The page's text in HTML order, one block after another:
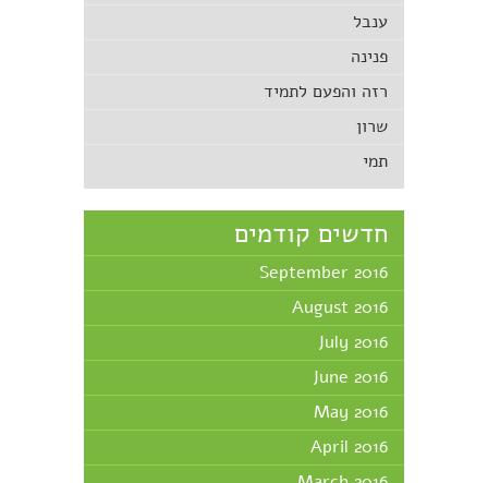
ענבל
פנינה
רזה והפעם לתמיד
שרון
תמי
חדשים קודמים
September 2016
August 2016
July 2016
June 2016
May 2016
April 2016